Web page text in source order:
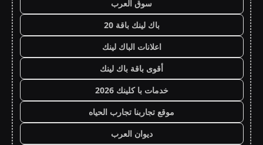
سوق العرب
باك لينك باقة 20
اعلانات الباك لينك
أقوى باقة باك لينك
خدمات با كلينك 2026
موقع تجاربنا تجارب الحياه
ديوان العرب